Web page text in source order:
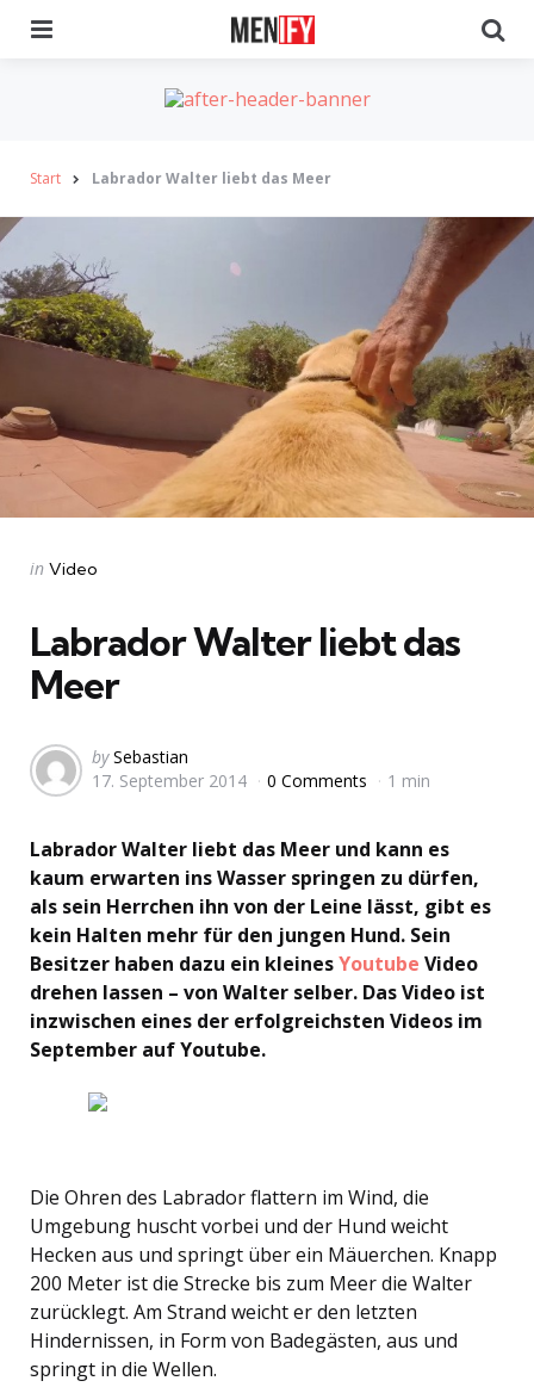
Start Labrador Walter liebt das Meer
Categories
Posted
in Video
Labrador Walter liebt das
Meer
Posted
by
by Sebastian
17. September 2014
0 Comments 1 min
Labrador Walter liebt das Meer und kann es
kaum erwarten ins Wasser springen zu dürfen,
als sein Herrchen ihn von der Leine lässt, gibt es
kein Halten mehr für den jungen Hund. Sein
Besitzer haben dazu ein kleinesYoutube Video
drehen lassen – von Walter selber. Das Video ist
inzwischen eines der erfolgreichsten Videos im
September auf Youtube.
Die Ohren des Labrador flattern im Wind, die
Umgebung huscht vorbei und der Hund weicht
Hecken aus und springt über ein Mäuerchen. Knapp
200 Meter ist die Strecke bis zum Meer die Walter
zurücklegt. Am Strand weicht er den letzten
Hindernissen, in Form von Badegästen, aus und
springt in die Wellen.